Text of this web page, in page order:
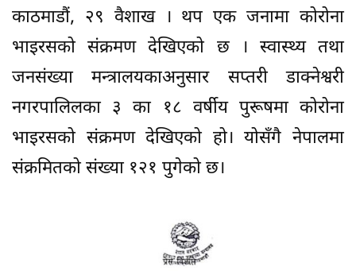
काठमाडौं, २९ वैशाख । थप एक जनामा कोरोना
भाइरसको संक्रमण देखिएको छ । स्वास्थ्य तथा
जनसंख्या मन्त्रालयकाअनुसार सप्तरी डाक्नेश्वरी
नगरपालिलका ३ का १८ वर्षीय पुरूषमा कोरोना
भाइरसको संक्रमण देखिएको हो। योसँगै नेपालमा
संक्रमितको संख्या १२१ पुगेको छ।